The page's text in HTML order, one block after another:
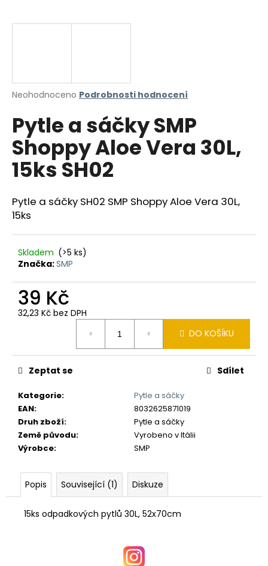
Průměrné
produktu
je
0,0
z
5
hvězdiček.
Neohodnoceno Podrobnosti hodnocení
Pytle a sáčky SMP
Shoppy Aloe Vera 30L,
15ks SH02
Pytle a sáčky SH02 SMP Shoppy Aloe Vera 30L,
15ks
Skladem (>5 ks)
Značka:SMP
39 Kč
32,23 Kč bez DPH
DO KOŠÍKU
Kategorie:
Pytle a sáčky
EAN:
8032625871019
Druh zboží:
Pytle a sáčky
Země původu:
Vyrobeno v Itálii
Výrobce: SMP
Zeptat se Sdílet
Popis Související (1) Diskuze
15ks odpadkových pytlů 30L, 52x70cm
j
?
HLEDAT
o
p
o
u
č
u
e